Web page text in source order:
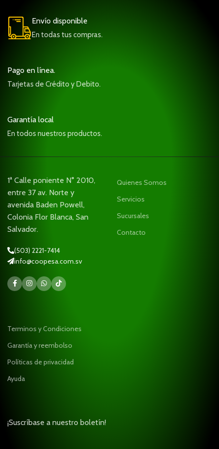
Envío disponible
En todas tus compras.
Pago en línea.
Tarjetas de Crédito y Debito.
Garantía local
En todos nuestros productos.
1ª Calle poniente N° 2010,
entre 37 av. Norte y
avenida Baden Powell,
Colonia Flor Blanca, San
Salvador.
(503) 2221-7414
info@coopesa.com.sv
Quienes Somos
Servicios
Sucursales
Contacto
Terminos y Condiciones
Garantía y reembolso
Políticas de privacidad
Ayuda
¡Suscríbase a nuestro boletín!